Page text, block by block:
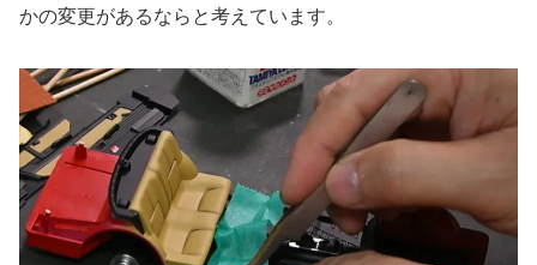
かの変更があるならと考えています。